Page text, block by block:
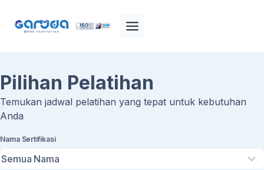
Pilihan Pelatihan
Temukan jadwal pelatihan yang tepat untuk kebutuhan
Anda
Nama Sertifikasi